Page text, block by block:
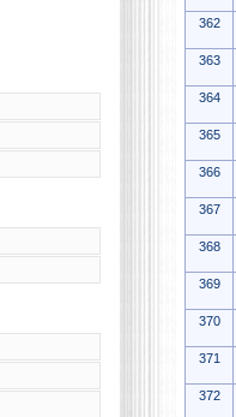
362
363
364
365
366
367
368
369
370
371
372